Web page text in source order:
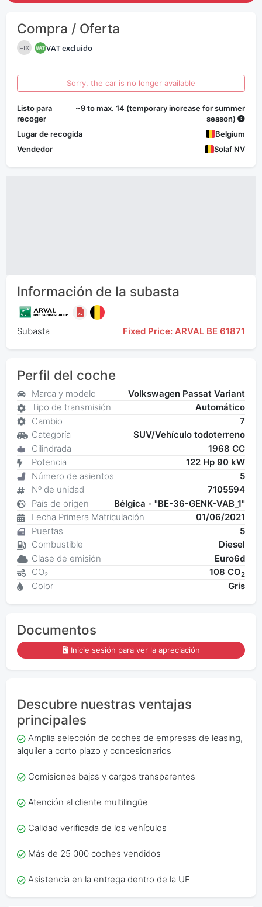
Compra / Oferta
FIX VAT excluido
Sorry, the car is no longer available
Listo para
recoger
~9 to max. 14 (temporary increase for summer
season)
Lugar de recogida
Belgium
Vendedor
Solaf NV
Información de la subasta
Subasta Fixed Price: ARVAL BE 61871
Perfil del coche
Marca y modelo
Volkswagen Passat Variant
Tipo de transmisión
Automático
Cambio
7
Categoría
SUV/Vehículo todoterreno
Cilindrada
1968 CC
Potencia
122 Hp 90 kW
Número de asientos
5
Nº de unidad
7105594
País de origen
Bélgica - "BE-36-GENK-VAB_1"
Fecha Primera Matriculación
01/06/2021
Puertas
5
Combustible
Diesel
Clase de emisión
Euro6d
CO₂
108 CO2
Color Gris
Documentos
Inicie sesión para ver la apreciación
Descubre nuestras ventajas
principales
Amplia selección de coches de empresas de leasing,
alquiler a corto plazo y concesionarios
Comisiones bajas y cargos transparentes
Atención al cliente multilingüe
Calidad verificada de los vehículos
Más de 25 000 coches vendidos
Asistencia en la entrega dentro de la UE